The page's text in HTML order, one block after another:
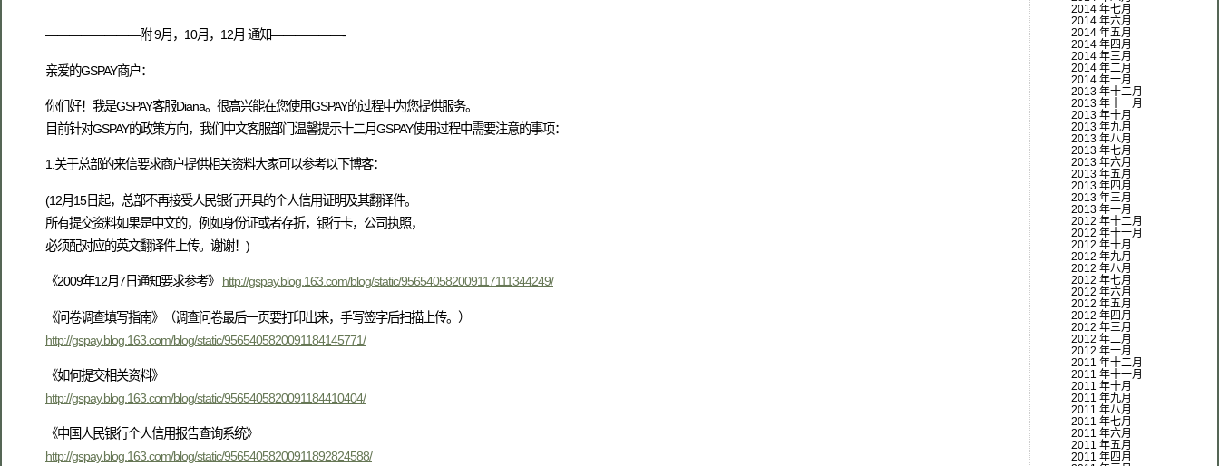
————————附 9月，10月，12月 通知——————-
亲爱的GSPAY商户：
你们好！我是GSPAY客服Diana。很高兴能在您使用GSPAY的过程中为您提供服务。
目前针对GSPAY的政策方向，我们中文客服部门温馨提示十二月GSPAY使用过程中需要注意的事项：
1.关于总部的来信要求商户提供相关资料大家可以参考以下博客：
(12月15日起，总部不再接受人民银行开具的个人信用证明及其翻译件。
所有提交资料如果是中文的，例如身份证或者存折，银行卡，公司执照，
必须配对应的英文翻译件上传。谢谢！)
《2009年12月7日通知要求参考》 http://gspay.blog.163.com/blog/static/956540582009117111344249/
《问卷调查填写指南》（调查问卷最后一页要打印出来，手写签字后扫描上传。）
http://gspay.blog.163.com/blog/static/9565405820091184145771/
《如何提交相关资料》
http://gspay.blog.163.com/blog/static/9565405820091184410404/
《中国人民银行个人信用报告查询系统》
http://gspay.blog.163.com/blog/static/95654058200911892824588/
2014 年七月
2014 年六月
2014 年五月
2014 年四月
2014 年三月
2014 年二月
2014 年一月
2013 年十二月
2013 年十一月
2013 年十月
2013 年九月
2013 年八月
2013 年七月
2013 年六月
2013 年五月
2013 年四月
2013 年三月
2013 年一月
2012 年十二月
2012 年十一月
2012 年十月
2012 年九月
2012 年八月
2012 年七月
2012 年六月
2012 年五月
2012 年四月
2012 年三月
2012 年二月
2012 年一月
2011 年十二月
2011 年十一月
2011 年十月
2011 年九月
2011 年八月
2011 年七月
2011 年六月
2011 年五月
2011 年四月